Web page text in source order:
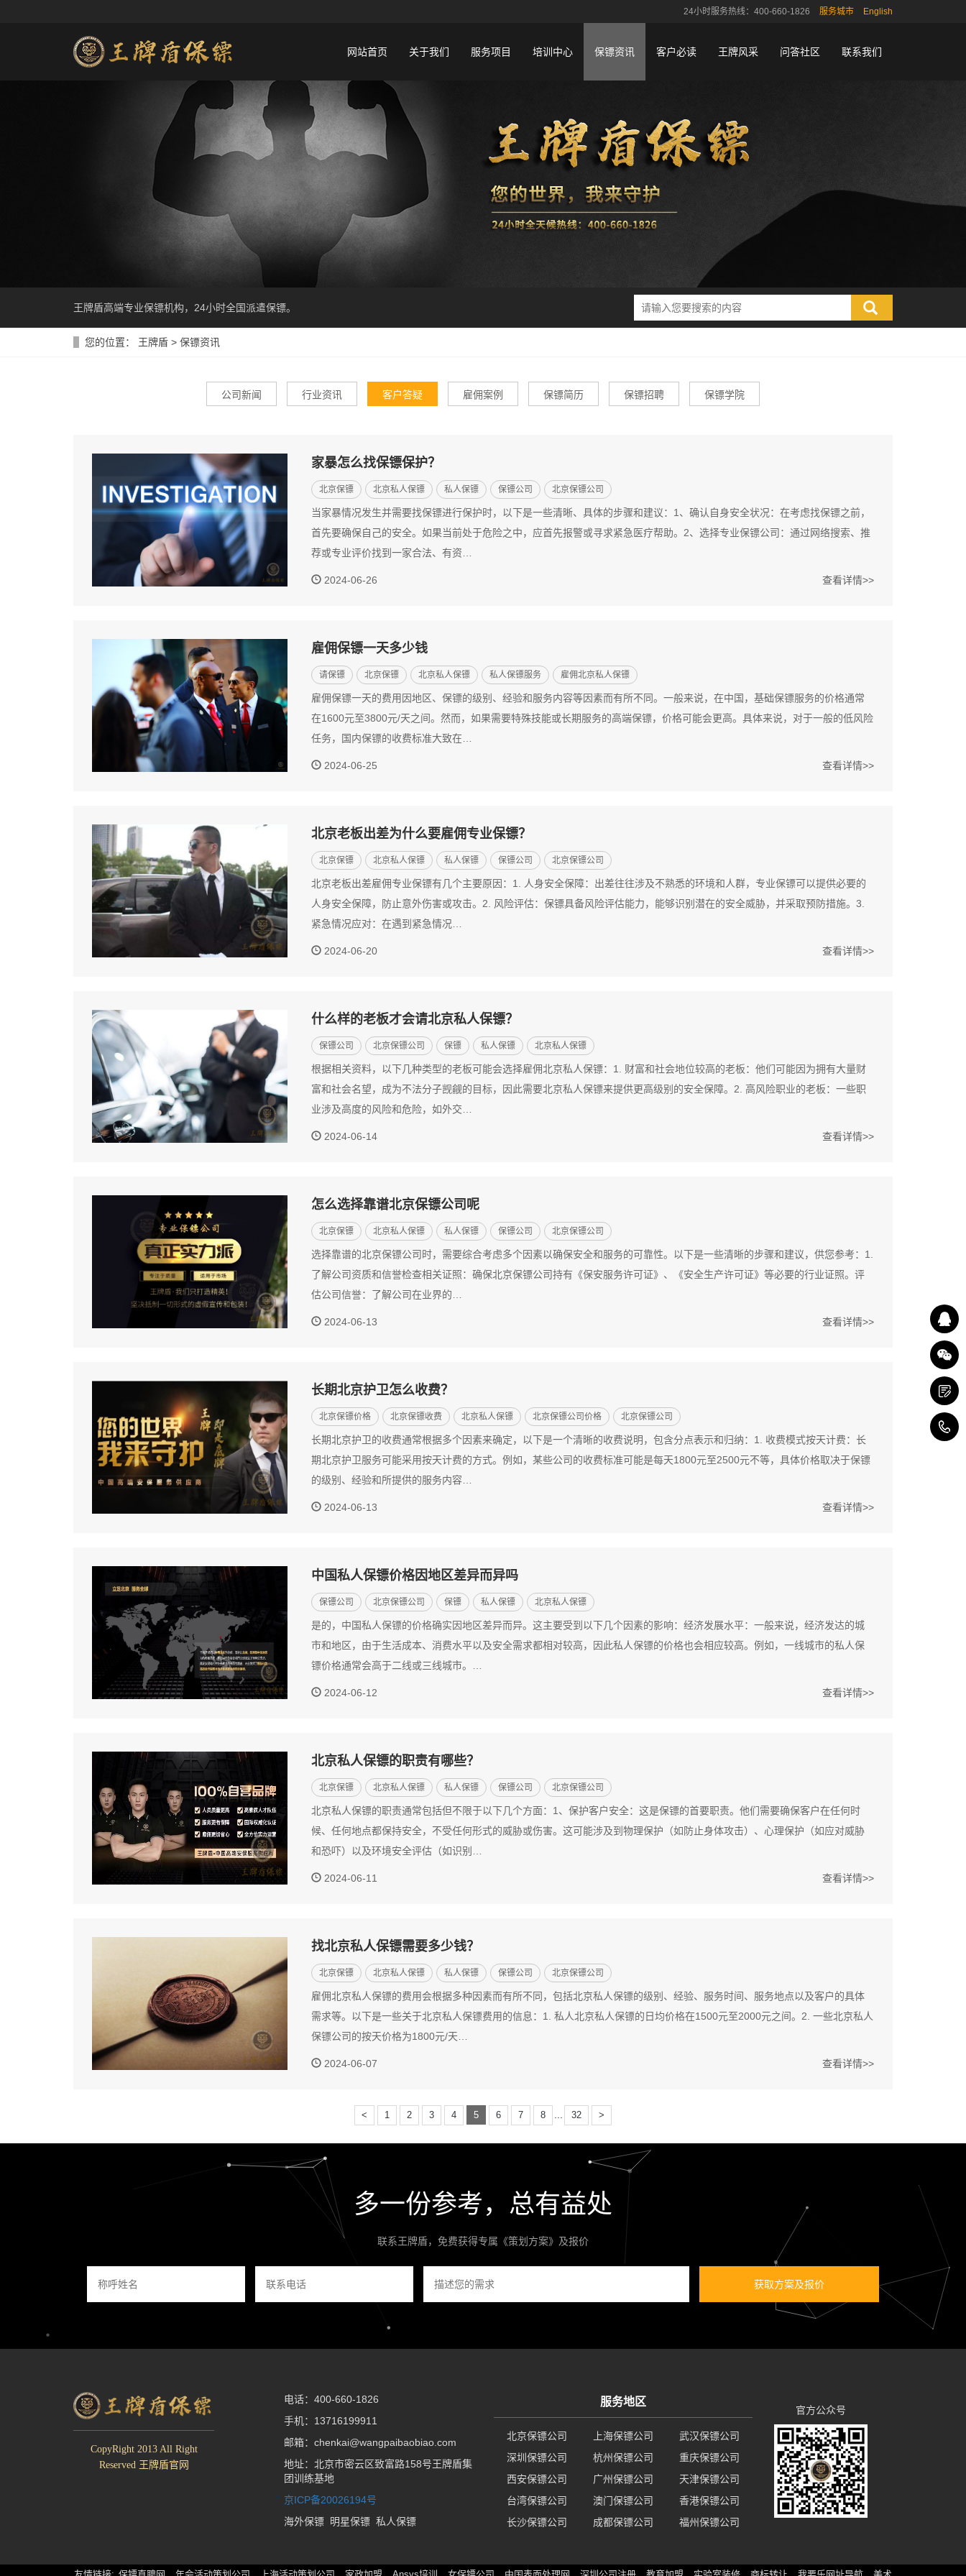
24小时服务热线：400-660-1826 服务城市 English
网站首页 关于我们 服务项目 培训中心 保镖资讯 客户必读 王牌风采 问答社区 联系我们
王牌盾高端专业保镖机构，24小时全国派遣保镖。
您的位置： 王牌盾 > 保镖资讯
公司新闻 行业资讯 客户答疑 雇佣案例 保镖简历 保镖招聘 保镖学院
家暴怎么找保镖保护？
北京保镖 北京私人保镖 私人保镖 保镖公司 北京保镖公司
当家暴情况发生并需要找保镖进行保护时，以下是一些清晰、具体的步骤和建议：1、确认自身安全状况：在考虑找保镖之前，
首先要确保自己的安全。如果当前处于危险之中，应首先报警或寻求紧急医疗帮助。2、选择专业保镖公司：通过网络搜索、推
荐或专业评价找到一家合法、有资…
2024-06-26 查看详情>>
雇佣保镖一天多少钱
请保镖 北京保镖 北京私人保镖 私人保镖服务 雇佣北京私人保镖
雇佣保镖一天的费用因地区、保镖的级别、经验和服务内容等因素而有所不同。一般来说，在中国，基础保镖服务的价格通常
在1600元至3800元/天之间。然而，如果需要特殊技能或长期服务的高端保镖，价格可能会更高。具体来说，对于一般的低风险
任务，国内保镖的收费标准大致在…
2024-06-25 查看详情>>
北京老板出差为什么要雇佣专业保镖？
北京保镖 北京私人保镖 私人保镖 保镖公司 北京保镖公司
北京老板出差雇佣专业保镖有几个主要原因：1. 人身安全保障：出差往往涉及不熟悉的环境和人群，专业保镖可以提供必要的
人身安全保障，防止意外伤害或攻击。2. 风险评估：保镖具备风险评估能力，能够识别潜在的安全威胁，并采取预防措施。3.
紧急情况应对：在遇到紧急情况…
2024-06-20 查看详情>>
什么样的老板才会请北京私人保镖？
保镖公司 北京保镖公司 保镖 私人保镖 北京私人保镖
根据相关资料，以下几种类型的老板可能会选择雇佣北京私人保镖：1. 财富和社会地位较高的老板：他们可能因为拥有大量财
富和社会名望，成为不法分子觊觎的目标，因此需要北京私人保镖来提供更高级别的安全保障。2. 高风险职业的老板：一些职
业涉及高度的风险和危险，如外交…
2024-06-14 查看详情>>
怎么选择靠谱北京保镖公司呢
北京保镖 北京私人保镖 私人保镖 保镖公司 北京保镖公司
选择靠谱的北京保镖公司时，需要综合考虑多个因素以确保安全和服务的可靠性。以下是一些清晰的步骤和建议，供您参考：1.
了解公司资质和信誉检查相关证照：确保北京保镖公司持有《保安服务许可证》、《安全生产许可证》等必要的行业证照。评
估公司信誉：了解公司在业界的…
2024-06-13 查看详情>>
长期北京护卫怎么收费？
北京保镖价格 北京保镖收费 北京私人保镖 北京保镖公司价格 北京保镖公司
长期北京护卫的收费通常根据多个因素来确定，以下是一个清晰的收费说明，包含分点表示和归纳：1. 收费模式按天计费：长
期北京护卫服务可能采用按天计费的方式。例如，某些公司的收费标准可能是每天1800元至2500元不等，具体价格取决于保镖
的级别、经验和所提供的服务内容…
2024-06-13 查看详情>>
中国私人保镖价格因地区差异而异吗
保镖公司 北京保镖公司 保镖 私人保镖 北京私人保镖
是的，中国私人保镖的价格确实因地区差异而异。这主要受到以下几个因素的影响：经济发展水平：一般来说，经济发达的城
市和地区，由于生活成本、消费水平以及安全需求都相对较高，因此私人保镖的价格也会相应较高。例如，一线城市的私人保
镖价格通常会高于二线或三线城市。…
2024-06-12 查看详情>>
北京私人保镖的职责有哪些？
北京保镖 北京私人保镖 私人保镖 保镖公司 北京保镖公司
北京私人保镖的职责通常包括但不限于以下几个方面：1、保护客户安全：这是保镖的首要职责。他们需要确保客户在任何时
候、任何地点都保持安全，不受任何形式的威胁或伤害。这可能涉及到物理保护（如防止身体攻击）、心理保护（如应对威胁
和恐吓）以及环境安全评估（如识别…
2024-06-11 查看详情>>
找北京私人保镖需要多少钱？
北京保镖 北京私人保镖 私人保镖 保镖公司 北京保镖公司
雇佣北京私人保镖的费用会根据多种因素而有所不同，包括北京私人保镖的级别、经验、服务时间、服务地点以及客户的具体
需求等。以下是一些关于北京私人保镖费用的信息：1. 私人北京私人保镖的日均价格在1500元至2000元之间。2. 一些北京私人
保镖公司的按天价格为1800元/天…
2024-06-07 查看详情>>
< 1 2 3 4 5 6 7 8 32 >
多一份参考，总有益处
联系王牌盾，免费获得专属《策划方案》及报价
获取方案及报价
CopyRight 2013 All Right
Reserved 王牌盾官网
电话：400-660-1826
手机：13716199911
邮箱：chenkai@wangpaibaobiao.com
地址：北京市密云区致富路158号王牌盾集
团训练基地
京ICP备20026194号
海外保镖
明星保镖 私人保镖
服务地区
北京保镖公司 上海保镖公司
武汉保镖公司
深圳保镖公司
杭州保镖公司
重庆保镖公司
西安保镖公司
广州保镖公司
天津保镖公司
台湾保镖公司
澳门保镖公司
香港保镖公司
长沙保镖公司
成都保镖公司 福州保镖公司
官方公众号